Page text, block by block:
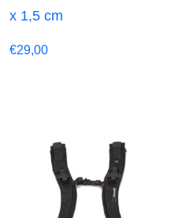
x 1,5 cm
€29,00